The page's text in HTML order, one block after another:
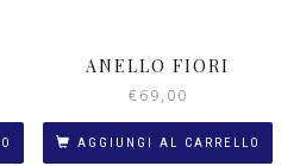
ANELLO FIORI
€69,00
AGGIUNGI AL CARRELLO